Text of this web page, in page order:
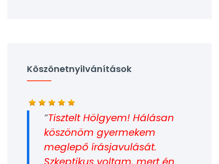
Köszönetnyilvánítások
Tisztelt Hölgyem! Hálásan
köszönöm gyermekem
meglepő írásjavulását.